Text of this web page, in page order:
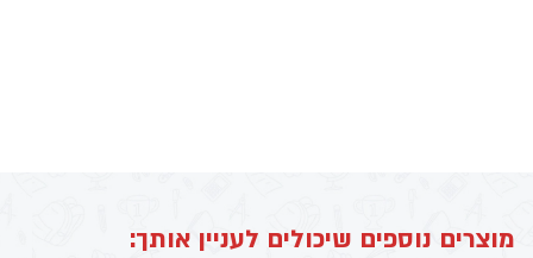
מוצרים נוספים שיכולים לעניין אותך: